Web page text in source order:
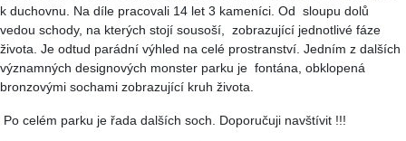
k duchovnu. Na díle pracovali 14 let 3 kameníci. Od sloupu dolů
vedou schody, na kterých stojí sousoší, zobrazující jednotlivé fáze
života. Je odtud parádní výhled na celé prostranství. Jedním z dalších
významných designových monster parku je fontána, obklopená
bronzovými sochami zobrazující kruh života.
Po celém parku je řada dalších soch. Doporučuji navštívit !!!